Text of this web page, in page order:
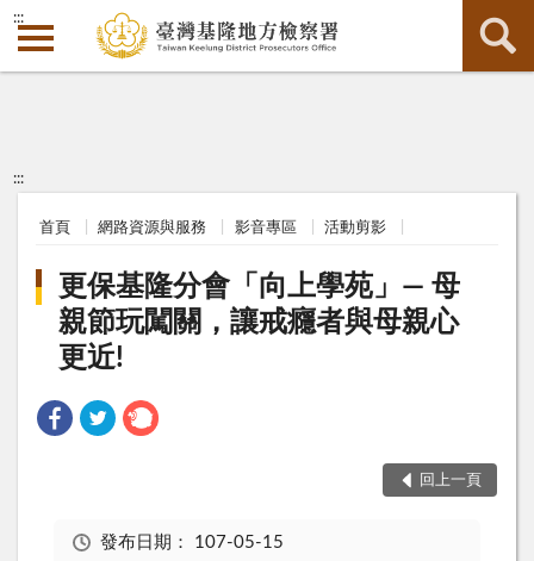
:::
:::
首頁 網路資源與服務 影音專區 活動剪影
更保基隆分會「向上學苑」— 母
親節玩闖關，讓戒癮者與母親心
更近!
回上一頁
發布日期： 107-05-15